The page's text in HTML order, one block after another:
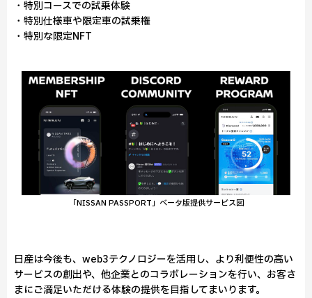
・特別コースでの試乗体験
・特別仕様車や限定車の試乗権
・特別な限定NFT
「NISSAN PASSPORT」ベータ版提供サービス図
日産は今後も、web3テクノロジーを活用し、より利便性の高い
サービスの創出や、他企業とのコラボレーションを行い、お客さ
まにご満足いただける体験の提供を目指してまいります。